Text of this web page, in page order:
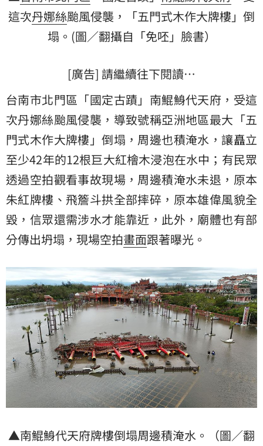
這次丹娜絲颱風侵襲，「五門式木作大牌樓」倒
塌。(圖／翻攝自「免呸」臉書）
[廣告] 請繼續往下閱讀…
台南市北門區「國定古蹟」南鯤鯓代天府，受這
次丹娜絲颱風侵襲，導致號稱亞洲地區最大「五
門式木作大牌樓」倒塌，周邊也積淹水，讓矗立
至少42年的12根巨大紅檜木浸泡在水中；有民眾
透過空拍觀看事故現場，周邊積淹水未退，原本
朱紅牌樓、飛簷斗拱全部摔碎，原本雄偉風貌全
毀，信眾還需涉水才能靠近，此外，廟體也有部
分傳出坍塌，現場空拍畫面跟著曝光。
▲南鯤鯓代天府牌樓倒塌周邊積淹水。（圖／翻